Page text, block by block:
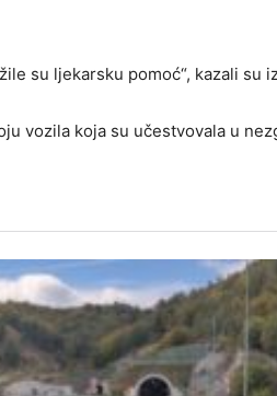
su ljekarsku pomoć“, kazali su
vozila koja su učestvovala u